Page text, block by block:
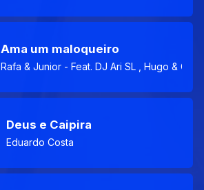
Ama um maloqueiro
Rafa & Junior - Feat. DJ Ari SL , Hugo &
Deus e Caipira
Eduardo Costa